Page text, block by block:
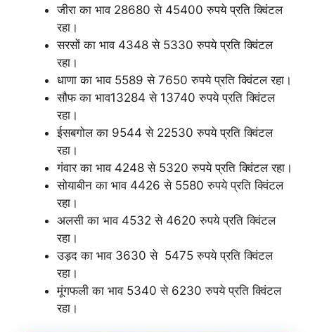
जीरा का भाव 28680 से 45400 रुपये प्रति क्विंटल
रहा।
सरसों का भाव 4348 से 5330 रुपये प्रति क्विंटल
रहा।
धाणा का भाव 5589 से 7650 रुपये प्रति क्विंटल रहा।
सौफ का भाव13284 से 13740 रुपये प्रति क्विंटल
रहा।
ईसबगोल का 9544 से 22530 रुपये प्रति क्विंटल
रहा।
गंवार का भाव 4248 से 5320 रुपये प्रति क्विंटल रहा।
सोयाबीन का भाव 4426 से 5580 रुपये प्रति क्विंटल
रहा।
अलसी का भाव 4532 से 4620 रुपये प्रति क्विंटल
रहा।
उड़द का भाव 3630 से 5475 रुपये प्रति क्विंटल
रहा।
मूंगफली का भाव 5340 से 6230 रुपये प्रति क्विंटल
रहा।